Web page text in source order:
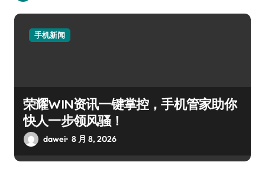
手机新闻
荣耀WIN资讯一键掌控，手机管家助你
快人一步领风骚！
dawei 8 月 8, 2026